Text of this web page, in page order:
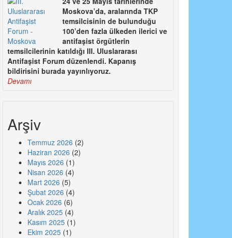
Moskova’da, aralarında TKP
temsilcisinin de bulunduğu
100’den fazla ülkeden ilerici ve
antifaşist örgütlerin
temsilcilerinin katıldığı III. Uluslararası
Antifaşist Forum düzenlendi. Kapanış
bildirisini burada yayınlıyoruz.
Devamı
Arşiv
Temmuz 2026 (2)
Haziran 2026 (2)
Mayıs 2026 (1)
Nisan 2026 (4)
Mart 2026 (5)
Şubat 2026 (4)
Ocak 2026 (6)
Aralık 2025(4)
Kasım 2025(1)
Ekim 2025(1)